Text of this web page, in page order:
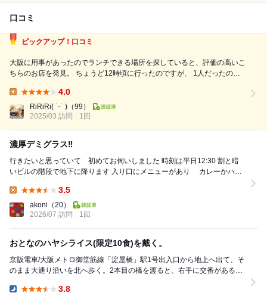
口コミ
ピックアップ！口コミ
大阪に用事があったのでランチできる場所を探していると、評価の高いこ
ちらのお店を発見。 ちょうど12時頃に行ったのですが、 1人だったので
4.0
RiRiRi( ˙ᵕ˙ ) （99）
2025/03 訪問
1回
濃厚デミグラス‼️
行きたいと思っていて 初めてお伺いしました 時刻は平日12:30 割と暗
いビルの階段で地下に降ります 入り口にメニューがあり カレーかハヤ
3.5
akoni （20）
2026/07 訪問
1回
おとなのハヤシライス(限定10食)を戴く。
京阪電車/大阪メトロ御堂筋線「淀屋橋」駅1号出入口から地上へ出て、そ
のまま大通り沿いを北へ歩く。2本目の橋を渡ると、右手に交番がある。
3.8